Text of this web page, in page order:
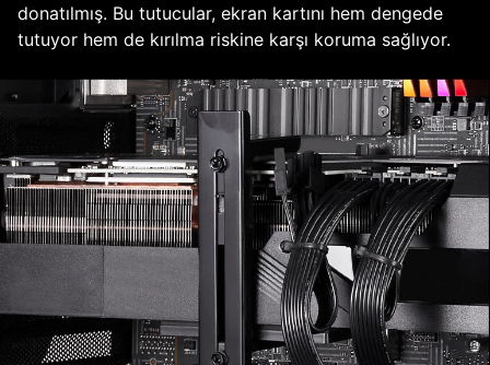
donatılmış. Bu tutucular, ekran kartını hem dengede
tutuyor hem de kırılma riskine karşı koruma sağlıyor.